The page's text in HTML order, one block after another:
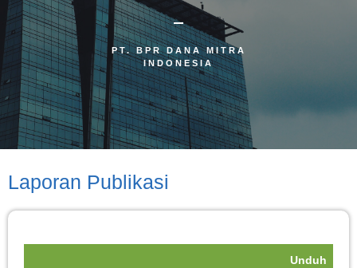
PT. BPR DANA MITRA
INDONESIA
Laporan Publikasi
Unduh